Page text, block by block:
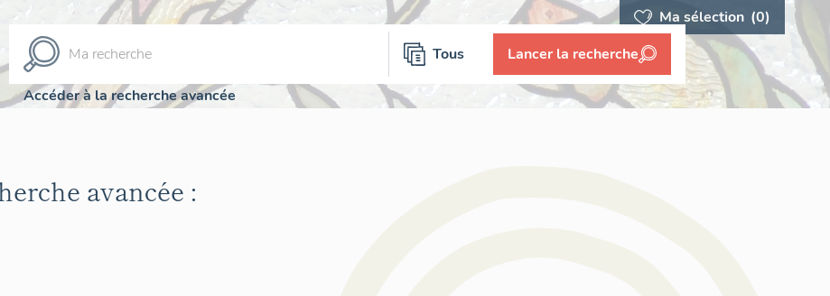
Ma sélection (0)
Tous Lancer la recherche
Accéder à la recherche avancée
avancée :